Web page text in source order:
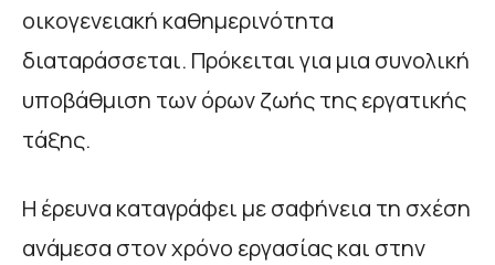
οικογενειακή καθημερινότητα
διαταράσσεται. Πρόκειται για μια συνολική
υποβάθμιση των όρων ζωής της εργατικής
τάξης.
Η έρευνα καταγράφει με σαφήνεια τη σχέση
ανάμεσα στον χρόνο εργασίας και στην